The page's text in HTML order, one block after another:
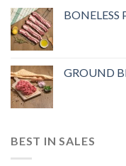
BONELESS
GROUND
BEST IN SALES